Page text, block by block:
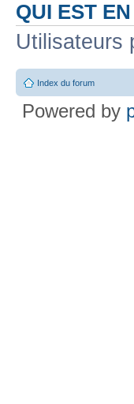
QUI EST
Utilisateurs
Index du forum
Powered by